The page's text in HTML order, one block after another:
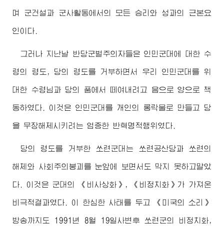
며 군건설과 군사활동에서의 모든 승리와 성과의 근본요
인이다.
그러나 지난날 반당군벌주의자들은 인민군대에 대한 수
령의 령도, 당의 령도를 거부하면서 우리 인민군대를 위
대한 수령님 과 당의 품에서 떼여내려고 음으로 양으로 책
동하였다. 이것은 인민군대를 개인의 롱락물로 만들고 당
을 무장해제시키려는 엄중한 반혁명적행위였다.
당의 령도를 거부한 쏘련군대는 쏘련공산당과 쏘련의
해체와 사회주의붕괴를 눈앞에 보면서도 막지 못하고말았
다. 이것은 군대의 《비사상화》, 《비정치화》가 가져온
비극적결과였다. 이 한심한 사태를 두고 《미국의 소리》
방송까지도 1991년 8월 19일사변후 쏘련군의 비정치화,